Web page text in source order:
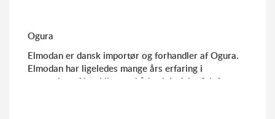
Ogura
Elmodan er dansk importør og forhandler af Ogura.
Elmodan har ligeledes mange års erfaring i
reparation af jernklippere både elektriske & luft-